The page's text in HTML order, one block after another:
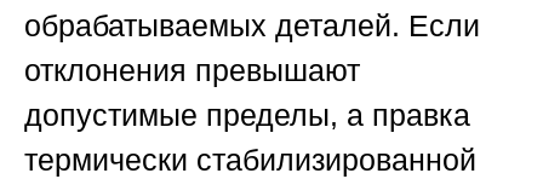
обрабатываемых деталей. Если
отклонения превышают
допустимые пределы, а правка
термически стабилизированной